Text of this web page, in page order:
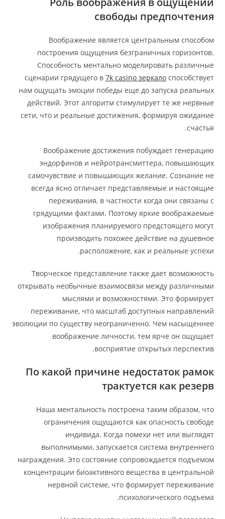
свободы предпочтения
Воображение является центральным способом
построения ощущения безграничных горизонтов.
Способность ментально моделировать различные
сценарии грядущего в 7k casino зеркалоспособствует
нам ощущать эмоции победы еще до запуска реальных
действий. Этот алгоритм стимулирует те же нервные
сети, что и реальные достижения, формируя ожидание
счастья.
Воображение достижения побуждает генерацию
эндорфинов и нейротрансмиттера, повышающих
самочувствие и повышающих желание. Сознание не
всегда ясно отличает представляемые и настоящие
переживания, в частности когда они связаны с
грядущими фактами. Поэтому яркие воображаемые
изображения планируемого предстоящего могут
производить похожее действие на душевное
расположение, как и реальные успехи.
Творческое представление также дает возможность
открывать необычные взаимосвязи между различными
мыслями и возможностями. Это формирует
переживание, что масштаб доступных направлений
эволюции по существу неограниченно. Чем насыщеннее
воображение личности, тем ярче он ощущает
восприятие открытых перспектив.
По какой причине недостаток рамок
трактуется как резерв
Наша ментальность построена таким образом, что
ограничения ощущаются как опасность свободе
индивида. Когда помехи нет или выглядят
выполнимыми, запускается система внутреннего
награждения. Это состояние сопровождается подъемом
концентрации биоактивного вещества в центральной
нервной системе, что формирует переживание
психологического подъема.